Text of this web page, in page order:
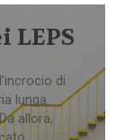
LEPS
di
lunga
allora,